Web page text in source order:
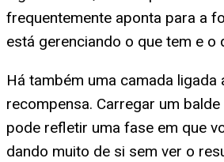
frequentemente aponta para a
está gerenciando o que tem e o
Há também uma camada ligada
recompensa. Carregar um
pode refletir uma fase em que
dando muito de si sem ver o